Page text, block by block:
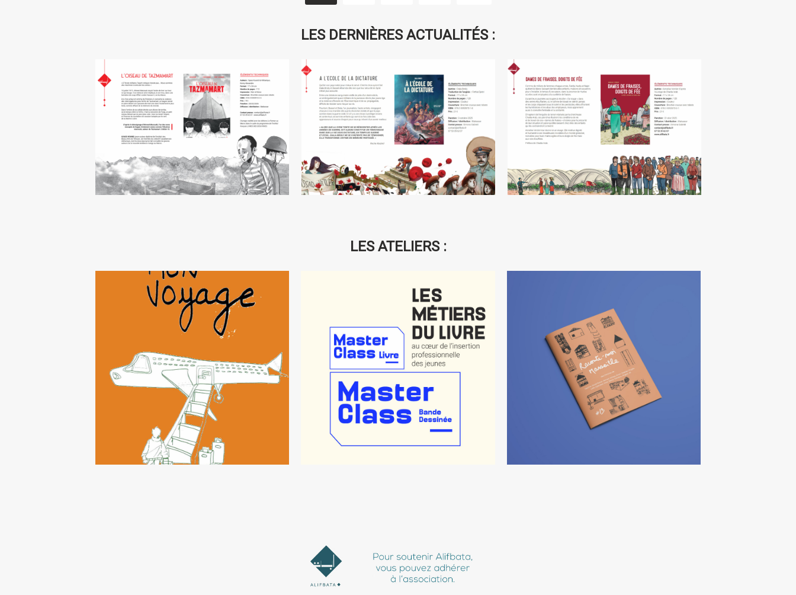
plupart des artistes, dit-elle, elle n’a
de manger, car elle se […]
LES DERNIÈRES ACTUALITÉS :
L’Oiseau de Tazmamart A l’école de la dictature
Dames de fraises, doigts de
fée
LES ATELIERS :
ATELIER FANZINE « MON
VOYAGE »
MASTERCLASS EN BD ET
MÉTIERS DU LIVRE
ATELIER FANZINE
« RACONTE-MOI
MARSEILLE »